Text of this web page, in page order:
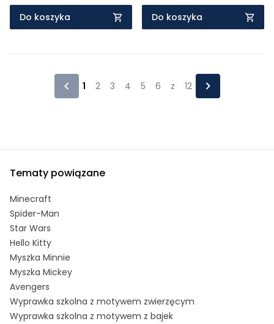
Do koszyka Do koszyka
1 2 3 4 5 6 z 12
Tematy powiązane
Minecraft
Spider-Man
Star Wars
Hello Kitty
Myszka Minnie
Myszka Mickey
Avengers
Wyprawka szkolna z motywem zwierzęcym
Wyprawka szkolna z motywem z bajek